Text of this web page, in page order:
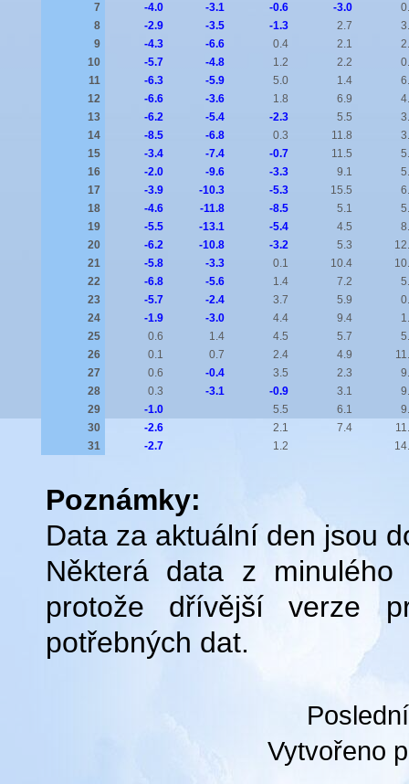
7
-4.0 -3.1 -0.6 -3.0
8
-2.9 -3.5 -1.3 2.7
9
-4.3 -6.6 0.4 2.1
10
-5.7 -4.8 1.2 2.2
11
-6.3 -5.9 5.0 1.4
12
-6.6 -3.6 1.8 6.9
13
-6.2 -5.4 -2.3 5.5
14
-8.5 -6.8 0.3 11.8
15
-3.4 -7.4 -0.7 11.5
16
-2.0 -9.6 -3.3 9.1
17
-3.9 -10.3 -5.3 15.5
18
-4.6 -11.8 -8.5 5.1
19
-5.5 -13.1 -5.4 4.5
20
-6.2 -10.8 -3.2 5.3
21
-5.8 -3.3 0.1 10.4
22
-6.8 -5.6 1.4 7.2
23
-5.7 -2.4 3.7 5.9
24
-1.9 -3.0 4.4 9.4
25
0.6 1.4 4.5 5.7
26
0.1 0.7 2.4 4.9
27
0.6 -0.4 3.5 2.3
28
0.3 -3.1 -0.9 3.1
29
-1.0 5.5 6.1
30
-2.6 2.1 7.4
31
-2.7 1.2
Poznámky:
Data za aktuální den jsou
Některá data z
protože dřívější verze
potřebných dat.
Vytvořeno